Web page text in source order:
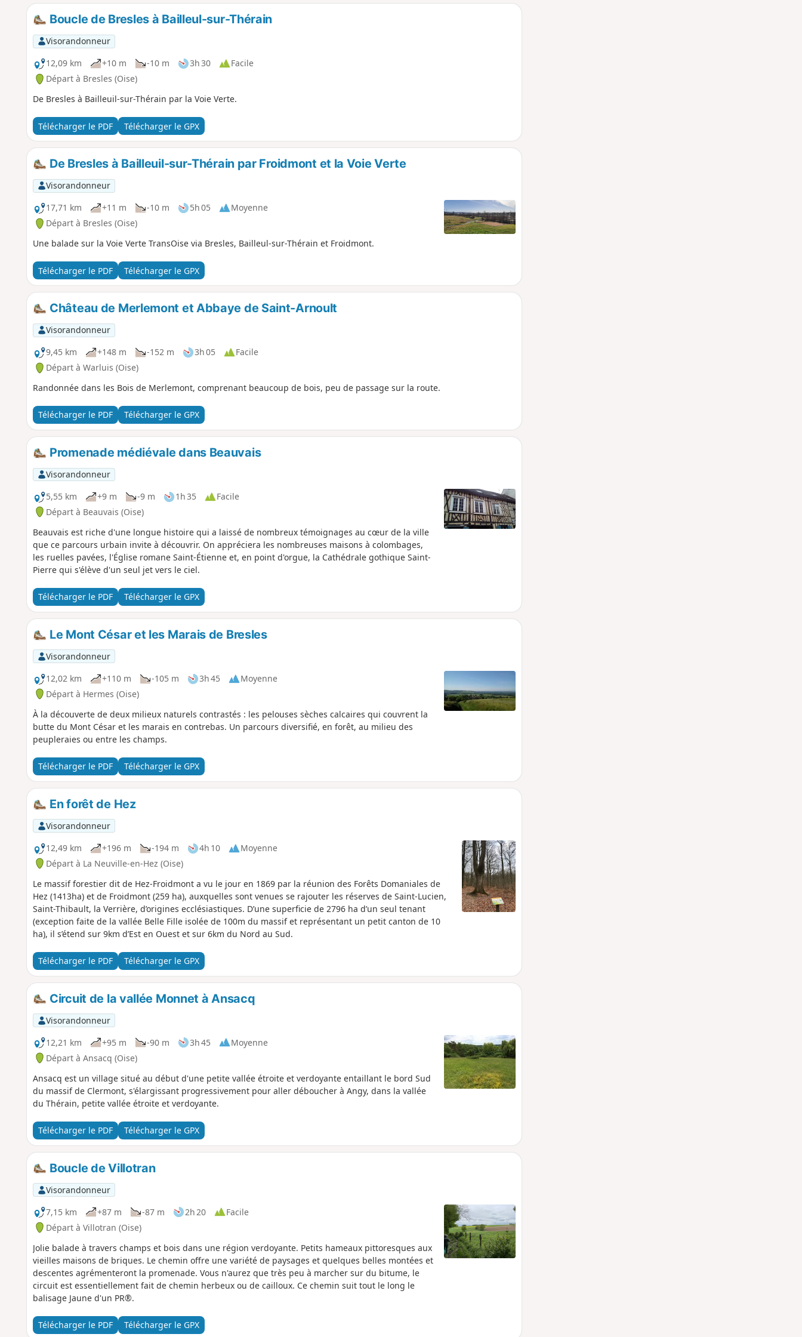
Boucle de Bresles à Bailleul-sur-Thérain
Visorandonneur
12,09 km
+10 m -10 m 3h 30
Facile
Départ à Bresles (Oise)
De Bresles à Bailleuil-sur-Thérain par la Voie Verte.
Télécharger le PDF Télécharger le GPX
De Bresles à Bailleuil-sur-Thérain par Froidmont et la Voie Verte
Visorandonneur
17,71 km
+11 m -10 m 5h 05
Moyenne
Départ à Bresles (Oise)
Une balade sur la Voie Verte TransOise via Bresles, Bailleul-sur-Thérain et Froidmont.
Télécharger le PDF Télécharger le GPX
Château de Merlemont et Abbaye de Saint-Arnoult
Visorandonneur
9,45 km
+148 m -152 m 3h 05
Facile
Départ à Warluis (Oise)
Randonnée dans les Bois de Merlemont, comprenant beaucoup de bois, peu de passage sur la route.
Télécharger le PDF Télécharger le GPX
Promenade médiévale dans Beauvais
Visorandonneur
5,55 km
+9 m -9 m 1h 35
Facile
Départ à Beauvais (Oise)
Beauvais est riche d'une longue histoire qui a laissé de nombreux témoignages au cœur de la ville
que ce parcours urbain invite à découvrir. On appréciera les nombreuses maisons à colombages,
les ruelles pavées, l'Église romane Saint-Étienne et, en point d'orgue, la Cathédrale gothique Saint-
Pierre qui s'élève d'un seul jet vers le ciel.
Télécharger le PDF Télécharger le GPX
Le Mont César et les Marais de Bresles
Visorandonneur
12,02 km
+110 m -105 m 3h 45
Moyenne
Départ à Hermes (Oise)
À la découverte de deux milieux naturels contrastés : les pelouses sèches calcaires qui couvrent la
butte du Mont César et les marais en contrebas. Un parcours diversifié, en forêt, au milieu des
peupleraies ou entre les champs.
Télécharger le PDF Télécharger le GPX
En forêt de Hez
Visorandonneur
12,49 km
+196 m -194 m 4h 10
Moyenne
Départ à La Neuville-en-Hez (Oise)
Le massif forestier dit de Hez-Froidmont a vu le jour en 1869 par la réunion des Forêts Domaniales de
Hez (1413ha) et de Froidmont (259 ha), auxquelles sont venues se rajouter les réserves de Saint-Lucien,
Saint-Thibault, la Verrière, d’origines ecclésiastiques. D’une superficie de 2796 ha d’un seul tenant
(exception faite de la vallée Belle Fille isolée de 100m du massif et représentant un petit canton de 10
ha), il s’étend sur 9km d’Est en Ouest et sur 6km du Nord au Sud.
Télécharger le PDF Télécharger le GPX
Circuit de la vallée Monnet à Ansacq
Visorandonneur
12,21 km
+95 m -90 m 3h 45
Moyenne
Départ à Ansacq (Oise)
Ansacq est un village situé au début d'une petite vallée étroite et verdoyante entaillant le bord Sud
du massif de Clermont, s'élargissant progressivement pour aller déboucher à Angy, dans la vallée
du Thérain, petite vallée étroite et verdoyante.
Télécharger le PDF Télécharger le GPX
Boucle de Villotran
Visorandonneur
7,15 km
+87 m -87 m 2h 20
Facile
Départ à Villotran (Oise)
Jolie balade à travers champs et bois dans une région verdoyante. Petits hameaux pittoresques aux
vieilles maisons de briques. Le chemin offre une variété de paysages et quelques belles montées et
descentes agrémenteront la promenade. Vous n'aurez que très peu à marcher sur du bitume, le
circuit est essentiellement fait de chemin herbeux ou de cailloux. Ce chemin suit tout le long le
balisage Jaune d'un PR®.
Télécharger le PDF Télécharger le GPX